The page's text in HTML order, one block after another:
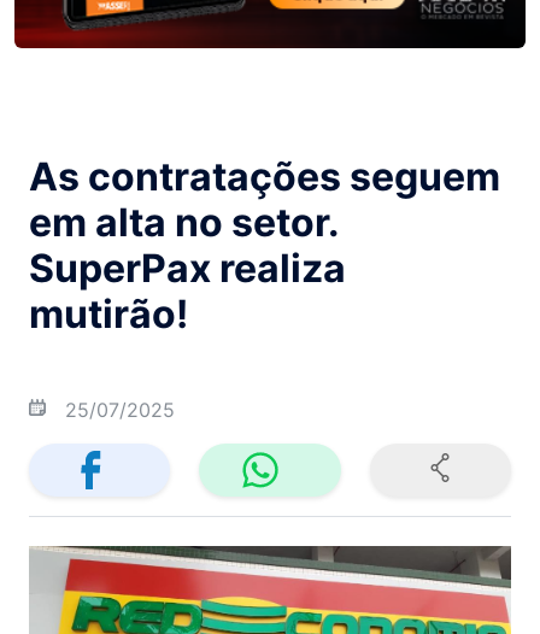
As contratações seguem
em alta no setor.
SuperPax realiza
mutirão!
25/07/2025